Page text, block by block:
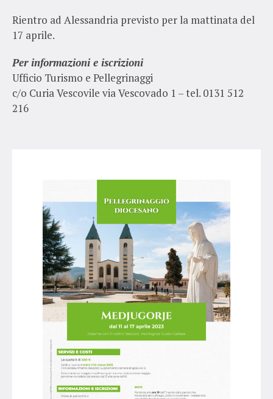
Rientro ad Alessandria previsto per la mattinata del
17 aprile.
Per informazioni e iscrizioni
Ufficio Turismo e Pellegrinaggi
c/o Curia Vescovile via Vescovado 1 – tel. 0131 512
216